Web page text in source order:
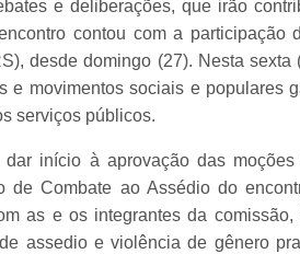
e deliberações, que irão
contou com a
desde domingo (27). Nesta
e movimentos sociais e populares
serviços públicos.
dar início à aprovação das
de Combate ao Assédio do
as e os integrantes da
assedio e violência de gênero